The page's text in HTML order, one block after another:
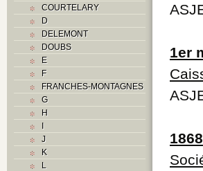
COURTELARY
D
DELEMONT
DOUBS
E
F
FRANCHES-MONTAGNES
G
H
I
J
K
L
1er
1868